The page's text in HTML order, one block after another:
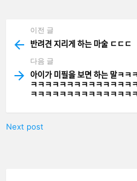
more
이전 글
반려견 지리게 하는 마술 ㄷㄷㄷ
다음 글
아이가 미필을 보면 하는
ㅋㅋㅋㅋㅋㅋㅋㅋㅋㅋㅋㅋㅋㅋ
ㅋㅋㅋㅋㅋㅋㅋㅋㅋㅋㅋㅋㅋㅋ
Next post